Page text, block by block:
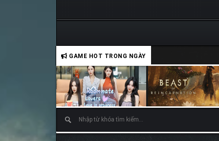
GAME HOT TRONG NGÀY